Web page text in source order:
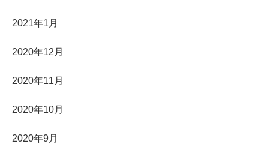
2021年1月
2020年12月
2020年11月
2020年10月
2020年9月